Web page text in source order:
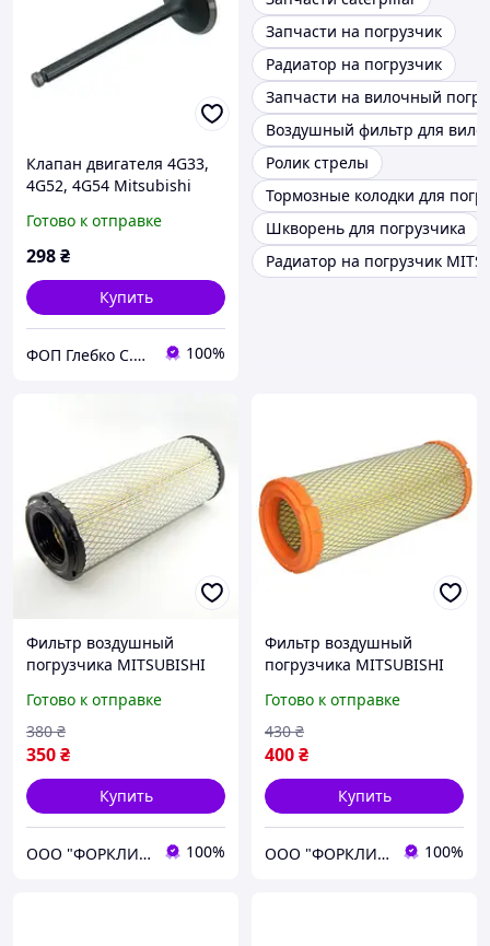
Клапан двигателя 4G33,
4G52, 4G54 Mitsubishi
Готово к отправке
298₴
Купить
ФОП Глебко С.Ю. 100%
Запчасти на погрузчик
Радиатор на погрузчик
Запчасти на вилочный
Воздушный фильтр для
Ролик стрелы
Тормозные колодки для
Шкворень для погрузчика
Радиатор на погрузчик
Фильтр воздушный
погрузчика MITSUBISHI
(F16D), FG20-25N(F17D) №
91B6100112, 91B6100912,
91B6100112C
Готово к отправке
350₴
380 ₴
Купить
ООО "ФОРКЛИФТ-СПЕЦТЕХ" 100%
Фильтр воздушный
погрузчика MITSUBISHI
00112, 91E61-00112C,
91E6100112, 91E6100112C
Готово к отправке
400₴
430 ₴
Купить
ООО "ФОРКЛИФТ-СПЕЦТЕХ" 100%